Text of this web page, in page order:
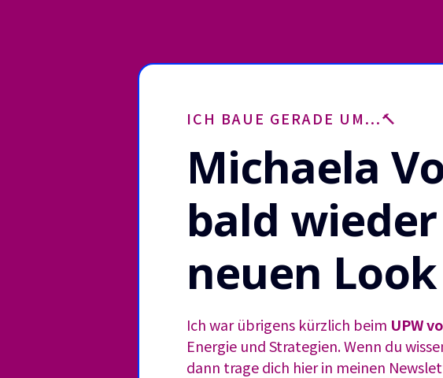
ICH BAUE GERADE UM...🔨
Michaela
bald
neuen
Ich war übrigens kürzlich beim UPW
Energie und Strategien. Wenn du
dann trage dich hier in meinen